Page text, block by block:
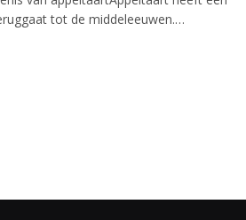
tot de middeleeuwen.…